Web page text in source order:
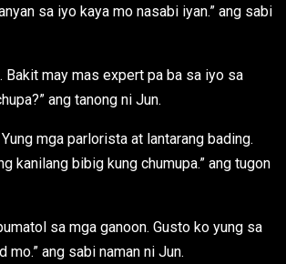
sa iyo kaya mo nasabi iyan.” ang sabi
Bakit may mas expert pa ba sa iyo sa
ang tanong ni Jun.
mga parlorista at lantarang bading.
kanilang bibig kung chumupa.” ang tugon
sa mga ganoon. Gusto ko yung sa
mo.” ang sabi naman ni Jun.